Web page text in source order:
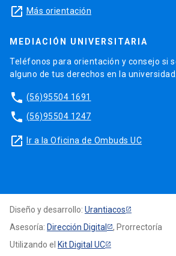
launch Más orientación
MEDIACIÓN UNIVERSITARIA
Teléfonos para orientación y consejo si
alguno de tus derechos en la universidad.
phone (56)95504 1691
phone (56)95504 1247
launch Ir a la Oficina de Ombuds UC
Diseño y desarrollo: Urantiacos
Asesoría: Dirección Digital
, Prorrectoría
Utilizando el Kit Digital UC